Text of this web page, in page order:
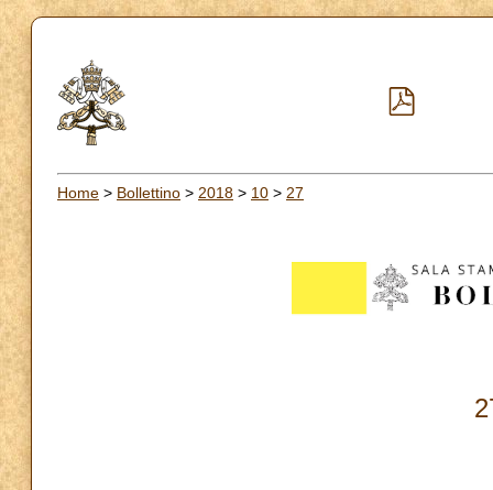
Home > Bollettino > 2018 > 10 > 27